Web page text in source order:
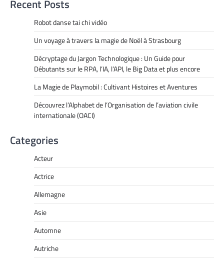
Recent Posts
Robot danse tai chi vidéo
Un voyage à travers la magie de Noël à Strasbourg
Décryptage du Jargon Technologique : Un Guide pour
Débutants sur le RPA, l’IA, l’API, le Big Data et plus encore
La Magie de Playmobil : Cultivant Histoires et Aventures
Découvrez l’Alphabet de l’Organisation de l’aviation civile
internationale (OACI)
Categories
Acteur
Actrice
Allemagne
Asie
Automne
Autriche